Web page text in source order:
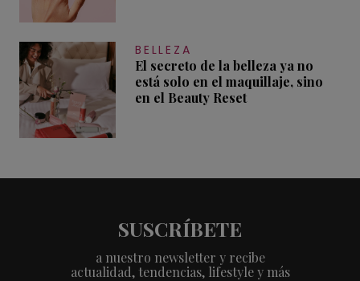
BELLEZA
El secreto de la belleza ya no
está solo en el maquillaje, sino
en el Beauty Reset
SUSCRÍBETE
a nuestro newsletter y recibe
actualidad, tendencias, lifestyle y más